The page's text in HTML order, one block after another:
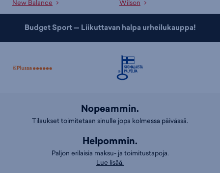
New Balance
Wilson
Budget Sport — Liikuttavan halpa urheilukauppa!
Nopeammin.
Tilaukset toimitetaan sinulle jopa kolmessa päivässä.
Helpommin.
Paljon erilaisia maksu- ja toimitustapoja.
Lue lisää.